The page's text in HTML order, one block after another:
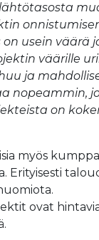
on usein väärä
väärille
ja
nopeammin,
on
myös
Erityisesti
ovat